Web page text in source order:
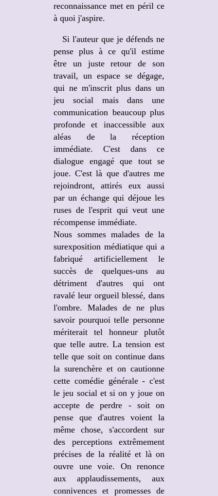
reconnaissance met en péril ce
à quoi j'aspire.
Si l'auteur que je défends ne
pense plus à ce qu'il estime
être un juste retour de son
travail, un espace se dégage,
qui ne m'inscrit plus dans un
jeu social mais dans une
communication beaucoup plus
profonde et inaccessible aux
aléas de la réception
immédiate. C'est dans ce
dialogue engagé que tout se
joue. C'est là que d'autres me
rejoindront, attirés eux aussi
par un échange qui déjoue les
ruses de l'esprit qui veut une
récompense immédiate.
Nous sommes malades de la
surexposition médiatique qui a
fabriqué artificiellement le
succès de quelques-uns au
détriment d'autres qui ont
ravalé leur orgueil blessé, dans
l'ombre. Malades de ne plus
savoir pourquoi telle personne
mériterait tel honneur plutôt
que telle autre. La tension est
telle que soit on continue dans
la surenchère et on cautionne
cette comédie générale - c'est
le jeu social et si on y joue on
accepte de perdre - soit on
pense que d'autres voient la
même chose, s'accordent sur
des perceptions extrêmement
précises de la réalité et là on
ouvre une voie. On renonce
aux applaudissements, aux
connivences et promesses de